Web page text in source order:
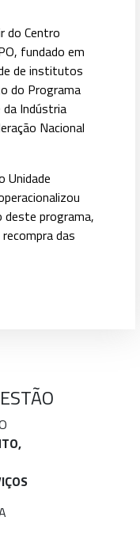
do Centro
fundado em
de institutos
do Programa
da Indústria
Nacional
Unidade
programa,
das